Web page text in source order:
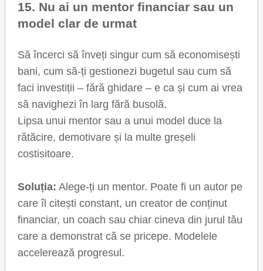
15. Nu ai un mentor financiar sau un
model clar de urmat
Să încerci să înveți singur cum să economisești
bani, cum să-ți gestionezi bugetul sau cum să
faci investiții – fără ghidare – e ca și cum ai vrea
să navighezi în larg fără busolă.
Lipsa unui mentor sau a unui model duce la
rătăcire, demotivare și la multe greșeli
costisitoare.
Soluția: Alege-ți un mentor. Poate fi un autor pe
care îl citești constant, un creator de conținut
financiar, un coach sau chiar cineva din jurul tău
care a demonstrat că se pricepe. Modelele
accelerează progresul.